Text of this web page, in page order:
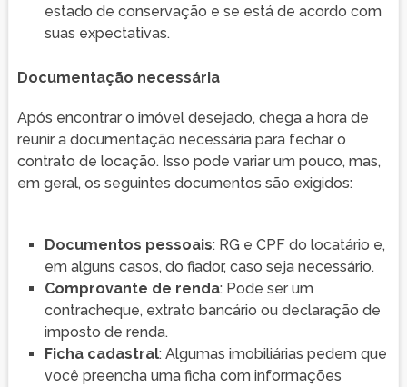
estado de conservação e se está de acordo com
suas expectativas.
Documentação necessária
Após encontrar o imóvel desejado, chega a hora de
reunir a documentação necessária para fechar o
contrato de locação. Isso pode variar um pouco, mas,
em geral, os seguintes documentos são exigidos:
Documentos pessoais: RG e CPF do locatário e,
em alguns casos, do fiador, caso seja necessário.
Comprovante de renda: Pode ser um
contracheque, extrato bancário ou declaração de
imposto de renda.
Ficha cadastral: Algumas imobiliárias pedem que
você preencha uma ficha com informações